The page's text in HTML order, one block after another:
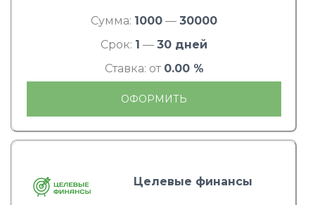
Сумма: 1000 — 30000
Срок: 1 — 30 дней
Ставка: от 0.00 %
ОФОРМИТЬ
Целевые финансы